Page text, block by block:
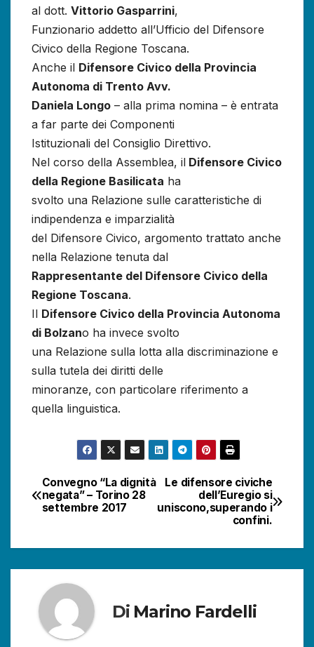
al dott. Vittorio Gasparrini,
Funzionario addetto all’Ufficio del Difensore
Civico della Regione Toscana.
Anche il Difensore Civico della Provincia
Autonoma di Trento Avv.
Daniela Longo – alla prima nomina – è entrata
a far parte dei Componenti
Istituzionali del Consiglio Direttivo.
Nel corso della Assemblea, il Difensore Civico
della Regione Basilicata ha
svolto una Relazione sulle caratteristiche di
indipendenza e imparzialità
del Difensore Civico, argomento trattato anche
nella Relazione tenuta dal
Rappresentante del Difensore Civico della
Regione Toscana.
Il Difensore Civico della Provincia Autonoma
di Bolzano ha invece svolto
una Relazione sulla lotta alla discriminazione e
sulla tutela dei diritti delle
minoranze, con particolare riferimento a
quella linguistica.
Navigazione
articoli
Le difensore civiche
dell’Euregio si
uniscono,superando i
confini.
Convegno “La dignità
negata” – Torino 28
settembre 2017
Di Marino Fardelli